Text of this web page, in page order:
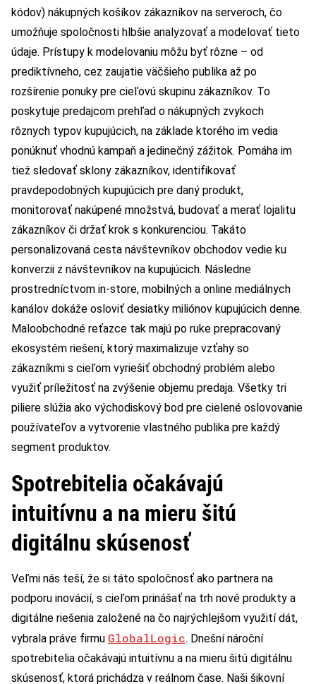
kódov) nákupných košíkov zákazníkov na serveroch, čo
umožňuje spoločnosti hlbšie analyzovať a modelovať tieto
údaje. Prístupy k modelovaniu môžu byť rôzne – od
prediktívneho, cez zaujatie väčšieho publika až po
rozšírenie ponuky pre cieľovú skupinu zákazníkov. To
poskytuje predajcom prehľad o nákupných zvykoch
rôznych typov kupujúcich, na základe ktorého im vedia
ponúknuť vhodnú kampaň a jedinečný zážitok. Pomáha im
tiež sledovať sklony zákazníkov, identifikovať
pravdepodobných kupujúcich pre daný produkt,
monitorovať nakúpené množstvá, budovať a merať lojalitu
zákazníkov či držať krok s konkurenciou. Takáto
personalizovaná cesta návštevníkov obchodov vedie ku
konverzii z návštevníkov na kupujúcich. Následne
prostredníctvom in-store, mobilných a online mediálnych
kanálov dokáže osloviť desiatky miliónov kupujúcich denne.
Maloobchodné reťazce tak majú po ruke prepracovaný
ekosystém riešení, ktorý maximalizuje vzťahy so
zákazníkmi s cieľom vyriešiť obchodný problém alebo
využiť príležitosť na zvýšenie objemu predaja. Všetky tri
piliere slúžia ako východiskový bod pre cielené oslovovanie
používateľov a vytvorenie vlastného publika pre každý
segment produktov.
Spotrebitelia očakávajú
intuitívnu a na mieru šitú
digitálnu skúsenosť
Veľmi nás teší, že si táto spoločnosť ako partnera na
podporu inovácií, s cieľom prinášať na trh nové produkty a
digitálne riešenia založené na čo najrýchlejšom využití dát,
vybrala práve firmu GlobalLogic. Dnešní nároční
spotrebitelia očakávajú intuitívnu a na mieru šitú digitálnu
skúsenosť, ktorá prichádza v reálnom čase. Naši šikovní